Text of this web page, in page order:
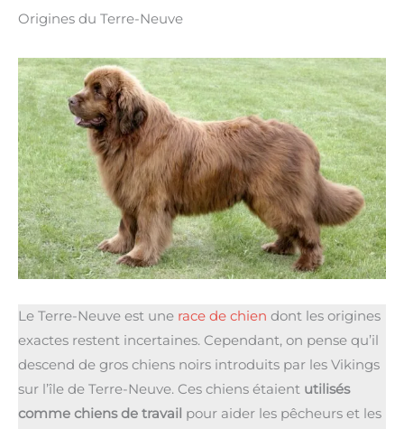
Origines du Terre-Neuve
Le Terre-Neuve est une race de chien dont les origines
exactes restent incertaines. Cependant, on pense qu’il
descend de gros chiens noirs introduits par les Vikings
sur l’île de Terre-Neuve. Ces chiens étaient utilisés
comme chiens de travail pour aider les pêcheurs et les